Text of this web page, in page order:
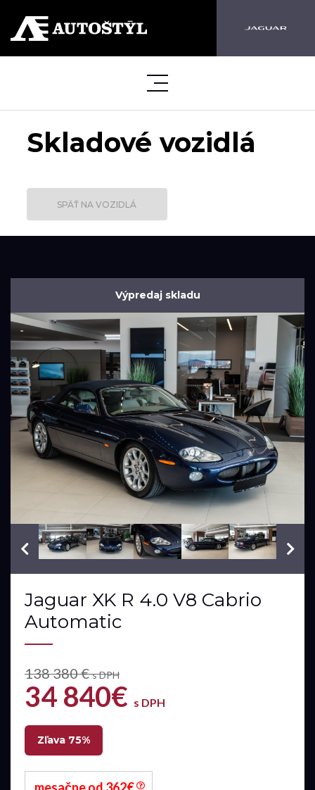
Skladové vozidlá
SPÄŤ NA VOZIDLÁ
Výpredaj skladu
VIN: SAJAA42NX1PA21792
Jaguar XK R 4.0 V8 Cabrio
Automatic
138 380 €s DPH
34 840€ s DPH
Zľava 75%